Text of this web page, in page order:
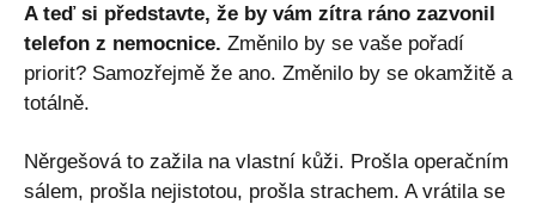
A teď si představte, že by vám zítra ráno zazvonil
telefon z nemocnice. Změnilo by se vaše pořadí
priorit? Samozřejmě že ano. Změnilo by se okamžitě a
totálně.
Něrgešová to zažila na vlastní kůži. Prošla operačním
sálem, prošla nejistotou, prošla strachem. A vrátila se